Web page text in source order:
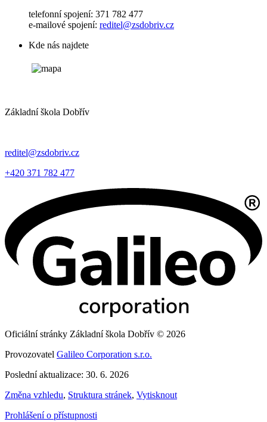
telefonní spojení: 371 782 477
e-mailové spojení: reditel@zsdobriv.cz
Kde nás najdete
Základní škola Dobřív
reditel@zsdobriv.cz
+420 371 782 477
Oficiální stránky Základní škola Dobřív © 2026
Provozovatel Galileo Corporation s.r.o.
Poslední aktualizace: 30. 6. 2026
Změna vzhledu, Struktura stránek, Vytisknout
Prohlášení o přístupnosti